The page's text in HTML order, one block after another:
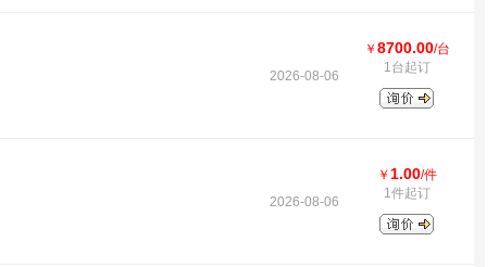
2026-08-06
￥ 8700.00/台
1台起订
2026-08-06
￥ 1.00/件
1件起订